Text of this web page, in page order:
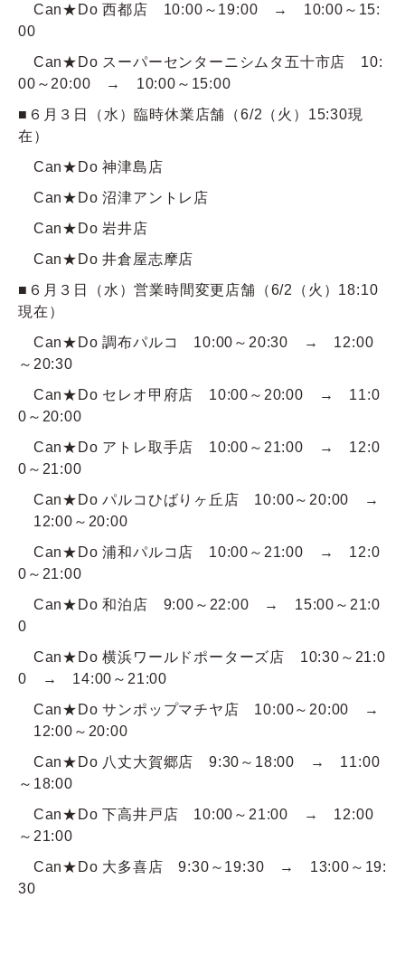
Can★Do 西都店 10:00～19:00 → 10:00～15:
00
Can★Do スーパーセンターニシムタ五十市店 10:
00～20:00 → 10:00～15:00
■６月３日（水）臨時休業店舗（6/2（火）15:30現
在）
Can★Do 神津島店
Can★Do 沼津アントレ店
Can★Do岩井店
Can★Do 井倉屋志摩店
■６月３日（水）営業時間変更店舗（6/2（火）18:10
現在）
Can★Do 調布パルコ 10:00～20:30 → 12:00
～20:30
Can★Do セレオ甲府店 10:00～20:00 → 11:0
0～20:00
Can★Do アトレ取手店 10:00～21:00 → 12:0
0～21:00
Can★Do パルコひばりヶ丘店 10:00～20:00 →
12:00～20:00
Can★Do 浦和パルコ店 10:00～21:00 → 12:0
0～21:00
Can★Do 和泊店 9:00～22:00 → 15:00～21:0
0
Can★Do 横浜ワールドポーターズ店 10:30～21:0
0 → 14:00～21:00
Can★Do サンポップマチヤ店 10:00～20:00 →
12:00～20:00
Can★Do 八丈大賀郷店 9:30～18:00 → 11:00
～18:00
Can★Do 下高井戸店 10:00～21:00 → 12:00
～21:00
Can★Do 大多喜店 9:30～19:30 → 13:00～19:
30